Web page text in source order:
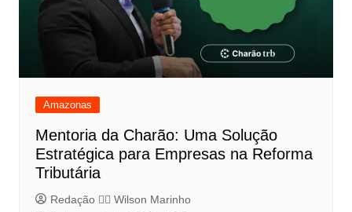
Amazonas
Mentoria da Charão: Uma Solução
Estratégica para Empresas na Reforma
Tributária
Redação 👨‍⚖️​ Wilson Marinho